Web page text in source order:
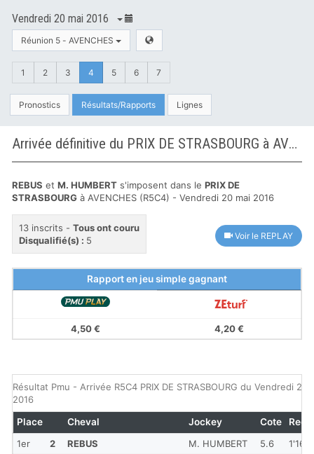
Vendredi 20 mai 2016
Réunion 5 - AVENCHES
1 2 3 4 5 6 7
Pronostics Résultats/Rapports Lignes
Arrivée définitive du PRIX DE STRASBOURG à AVENCHES
REBUS et M. HUMBERT s'imposent dans le PRIX DE
STRASBOURG à AVENCHES (R5C4) - Vendredi 20 mai 2016
13 inscrits - Tous ont couru
Disqualifié(s) : 5 Voir le REPLAY
Rapport en jeu simple gagnant
4,50 € 4,20 €
Résultat Pmu - Arrivée R5C4 PRIX DE STRASBOURG du Vendredi 20
2016
1er 2 REBUS M. HUMBERT 5.6
1'16''1
Place Cheval Jockey Cote